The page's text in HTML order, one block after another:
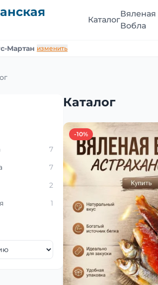
Каталог
Вяленая
Вобла
Мартан изменить
7
7
2
1
Каталог
-10%